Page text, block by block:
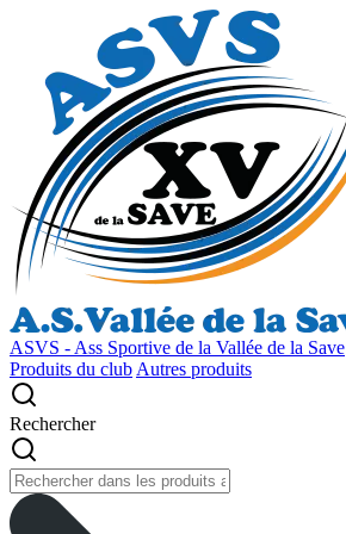
ASVS - Ass Sportive de la Vallée de la Save
Produits du club Autres produits
Rechercher